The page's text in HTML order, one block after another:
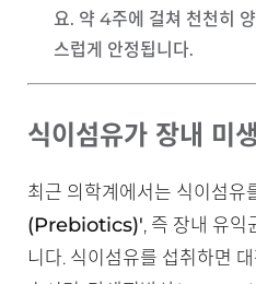
요. 약 4주에 걸쳐 천천히
스럽게 안정됩니다.
식이섬유가 장내 미
최근 의학계에서는 식이섬유
(Prebiotics)', 즉 장내 유익
니다. 식이섬유를 섭취하면